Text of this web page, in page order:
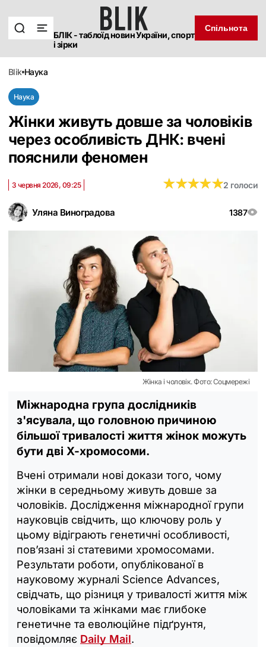
БЛІК - таблоїд новин України, спорт
і зірки
Спільнота
blik наука
Наука
Жінки живуть довше за чоловіків
через особливість ДНК: вчені
пояснили феномен
Уляна Виноградова 1387
3 червня 2026, 09:25 ★★★★★
★★★★★2 голоси
Жінка і чоловік. Фото: Соцмережі
Міжнародна група дослідників
з'ясувала, що головною причиною
більшої тривалості життя жінок можуть
бути дві Х-хромосоми.
Вчені отримали нові докази того, чому
жінки в середньому живуть довше за
чоловіків. Дослідження міжнародної групи
науковців свідчить, що ключову роль у
цьому відіграють генетичні особливості,
пов’язані зі статевими хромосомами.
Результати роботи, опублікованої в
науковому журналі Science Advances,
свідчать, що різниця у тривалості життя між
чоловіками та жінками має глибоке
генетичне та еволюційне підґрунтя,
повідомляє Daily Mail.